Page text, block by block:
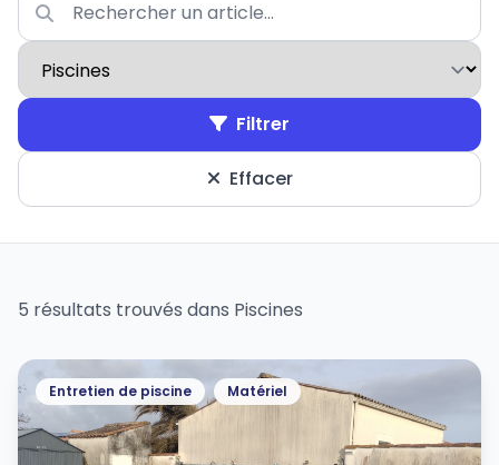
Filtrer
Effacer
5 résultats trouvés dans Piscines
Entretien de piscine Matériel